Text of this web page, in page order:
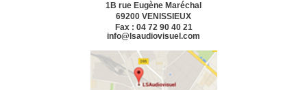
1B rue Eugène Maréchal
69200 VENISSIEUX
Fax : 04 72 90 40 21
info@lsaudiovisuel.com